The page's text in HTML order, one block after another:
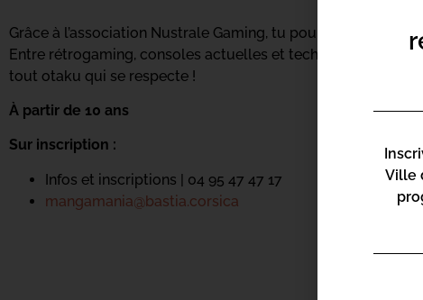
Grâce à l’association Nustrale Gaming, tu pourras découvrir
Entre rétrogaming, consoles actuelles et technologie VR,
tout otaku qui se respecte !
À partir de 10 ans
Sur inscription :
Infos et inscriptions | 04 95 47 47 17
mangamania@bastia.corsica
Ville